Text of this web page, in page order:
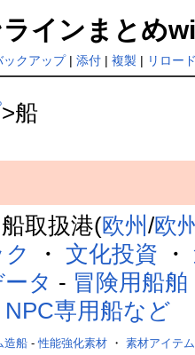
ラインまとめ
ックアップ| 添付| 複製 | リロー
>船
取扱港(欧州/欧
ク
・文化投資 ・
タ - 冒険用船舶
専用船など
造船 -性能強化素材 ・素材アイテム